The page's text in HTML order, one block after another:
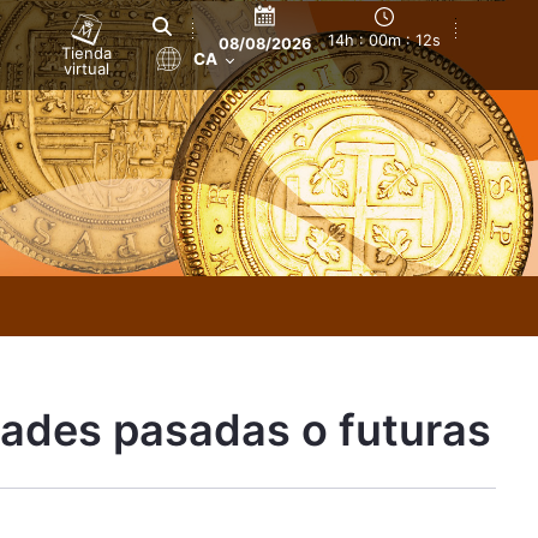
Tienda
virtual
08/08/2026 14h : 00m : 13s
CA
pasadas o futuras